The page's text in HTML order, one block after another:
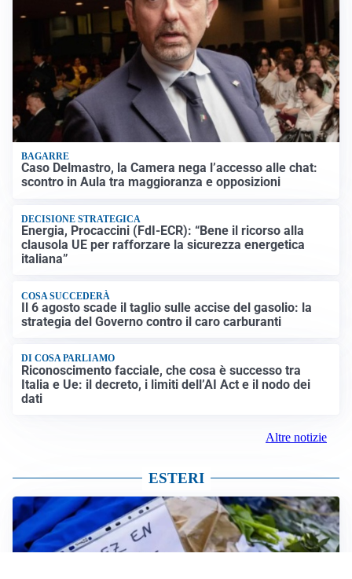
BAGARRE
Caso Delmastro, la Camera nega l’accesso alle chat:
scontro in Aula tra maggioranza e opposizioni
DECISIONE STRATEGICA
Energia, Procaccini (FdI-ECR): “Bene il ricorso alla
clausola UE per rafforzare la sicurezza energetica
italiana”
COSA SUCCEDERÀ
Il 6 agosto scade il taglio sulle accise del gasolio: la
strategia del Governo contro il caro carburanti
DI COSA PARLIAMO
Riconoscimento facciale, che cosa è successo tra
Italia e Ue: il decreto, i limiti dell’AI Act e il nodo dei
dati
Altre notizie
ESTERI